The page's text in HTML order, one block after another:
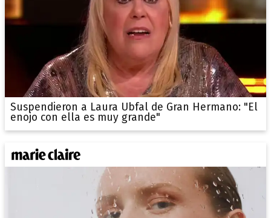
Suspendieron a Laura Ubfal de Gran Hermano: "El
enojo con ella es muy grande"